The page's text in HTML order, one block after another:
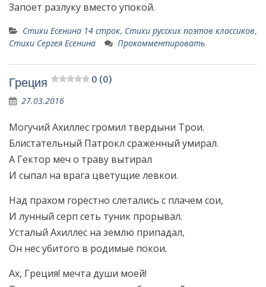
Запоет разлуку вместо упокой.
Стихи Есенина 14 строк, Стихи русских поэтов классиков,
Стихи Сергея Есенина
Прокомментировать
Греция 0 (0)
27.03.2016
Могучий Ахиллес громил твердыни Трои.
Блистательный Патрокл сраженный умирал.
А Гектор меч о траву вытирал
И сыпал на врага цветущие левкои.
Над прахом горестно слетались с плачем сои,
И лунный серп сеть туник прорывал.
Усталый Ахиллес на землю припадал,
Он нес убитого в родимые покои.
Ах, Греция! мечта души моей!